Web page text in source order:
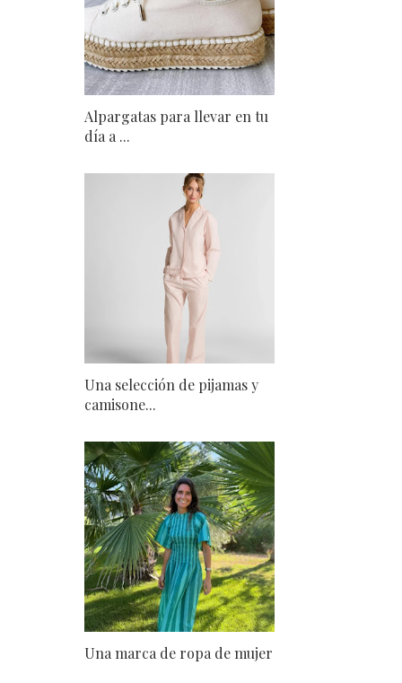
Alpargatas para llevar en tu
día a ...
Una selección de pijamas y
camisone...
Una marca de ropa de mujer